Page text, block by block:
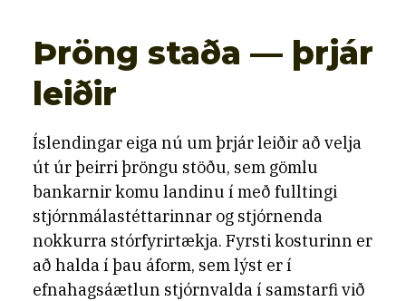
Þröng staða — þrjár
leiðir
Íslendingar eiga nú um þrjár leiðir að velja
út úr þeirri þröngu stöðu, sem gömlu
bankarnir komu landinu í með fulltingi
stjórnmálastéttarinnar og stjórnenda
nokkurra stórfyrirtækja. Fyrsti kosturinn er
að halda í þau áform, sem lýst er í
efnahagsáætlun stjórnvalda í samstarfi við